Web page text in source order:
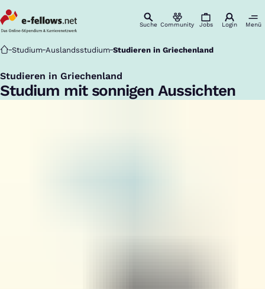
Suche Community Jobs Login Menü
Startseite
Studium Auslandsstudium Studieren in Griechenland
Studieren in Griechenland
:
Studium mit sonnigen Aussichten